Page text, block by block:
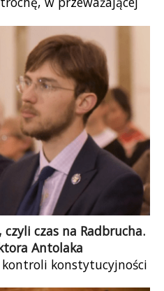
[…]
czas na Radbrucha.
Antolaka
konstytucyjności